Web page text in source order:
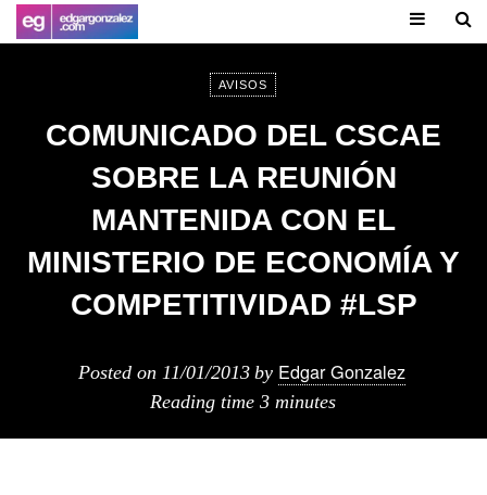
AVISOS
COMUNICADO DEL CSCAE
SOBRE LA REUNIÓN
MANTENIDA CON EL
MINISTERIO DE ECONOMÍA Y
COMPETITIVIDAD #LSP
Posted on 11/01/2013 by Edgar Gonzalez
Reading time 3 minutes